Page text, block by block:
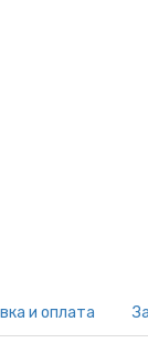
и оплата